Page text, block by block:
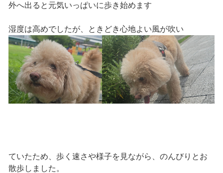
外へ出ると元気いっぱいに歩き始めます
湿度は高めでしたが、ときどき心地よい風が吹い
ていたため、歩く速さや様子を見ながら、のんびりとお
散歩しました。